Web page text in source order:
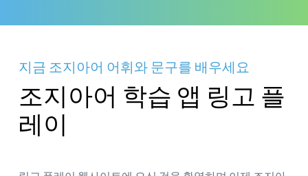
지금 조지아어 어휘와 문구를 배우세요
조지아어 학습 앱 링고 플
레이